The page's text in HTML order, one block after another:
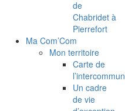
de
Chabridet à
Pierrefort
Ma Com’Com
Mon territoire
Carte de
Un cadre
de vie